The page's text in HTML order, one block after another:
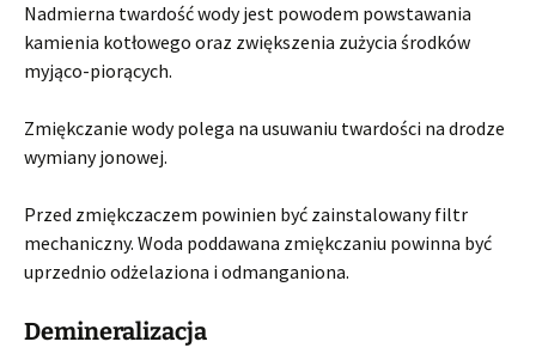
Nadmierna twardość wody jest powodem powstawania
kamienia kotłowego oraz zwiększenia zużycia środków
myjąco-piorących.
Zmiękczanie wody polega na usuwaniu twardości na drodze
wymiany jonowej.
Przed zmiękczaczem powinien być zainstalowany filtr
mechaniczny. Woda poddawana zmiękczaniu powinna być
uprzednio odżelaziona i odmanganiona.
Demineralizacja